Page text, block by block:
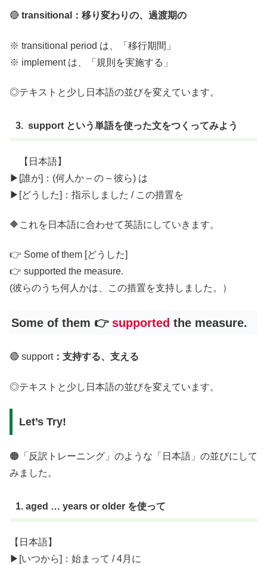
🔴 transitional：移り変わりの、過渡期の
※ transitional period は、「移行期間」
※ implement は、「規則を実施する」
◎テキストと少し日本語の並びを変えています。
3. support という単語を使った文をつくってみよう
【日本語】
▶︎[誰が]：(何人か – の – 彼ら) は
▶︎[どうした]：指示しました / この措置を
🔶これを日本語に合わせて英語にしていきます。
👉 Some of them [どうした]
👉 supported the measure.
(彼らのうち何人かは、この措置を支持しました。）
Some of them 👉 supported the measure.
🔴 support：支持する、支える
◎テキストと少し日本語の並びを変えています。
Let’s Try!
🟠「反訳トレーニング」のような「日本語」の並びにして
みました。
1. aged … years or older を使って
【日本語】
▶︎[いつから]：始まって / 4月に